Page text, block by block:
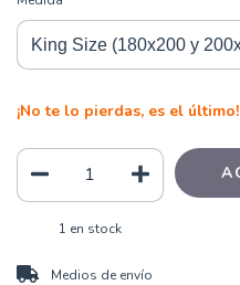
¡No te lo pierdas, es el último!
1 en stock
Entregas para el CP:
Medios de envío